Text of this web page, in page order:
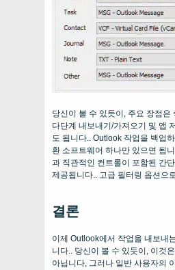
당신이 볼 수 있듯이, 주요 장점은
다단계 내보내기/가져오기 및 앱
도 됩니다.. Outlook 작업을 백업
환 소프트웨어 하나만 있으면 됩
과 직관적인 컨트롤이 포함된 간
제공됩니다.. 고급 필터링 옵션으
결론
이제 Outlook에서 작업을 내보내
니다.. 당신이 볼 수 있듯이, 이것
아닙니다, 그러나 일반 사용자의